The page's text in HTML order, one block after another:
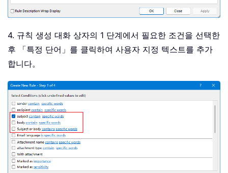
4. 규칙 생성 대화 상자의 1 단계에서 필요한 조건을 선택한
후 「특정 단어」를 클릭하여 사용자 지정 텍스트를 추가
합니다。